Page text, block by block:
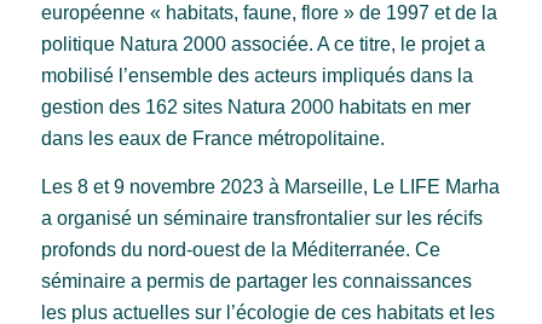
européenne « habitats, faune, flore » de 1997 et de la
politique Natura 2000 associée. A ce titre, le projet a
mobilisé l’ensemble des acteurs impliqués dans la
gestion des 162 sites Natura 2000 habitats en mer
dans les eaux de France métropolitaine.
Les 8 et 9 novembre 2023 à Marseille, Le LIFE Marha
a organisé un séminaire transfrontalier sur les récifs
profonds du nord-ouest de la Méditerranée. Ce
séminaire a permis de partager les connaissances
les plus actuelles sur l’écologie de ces habitats et les